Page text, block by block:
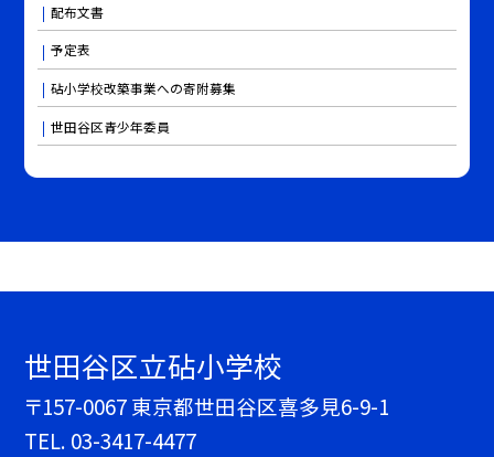
配布文書
予定表
砧小学校改築事業への寄附募集
世田谷区青少年委員
世田谷区立砧小学校
〒157-0067 東京都世田谷区喜多見6-9-1
TEL. 03-3417-4477